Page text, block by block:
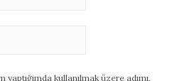
kullanılmak üzere adımı,